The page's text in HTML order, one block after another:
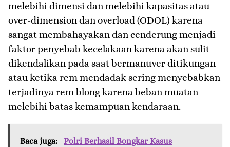
melebihi dimensi dan melebihi kapasitas atau
over-dimension dan overload (ODOL) karena
sangat membahayakan dan cenderung menjadi
faktor penyebab kecelakaan karena akan sulit
dikendalikan pada saat bermanuver ditikungan
atau ketika rem mendadak sering menyebabkan
terjadinya rem blong karena beban muatan
melebihi batas kemampuan kendaraan.
Baca juga:
Polri Berhasil Bongkar Kasus